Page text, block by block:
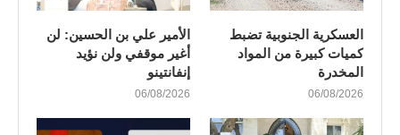
العسكرية الجنوبية تضبط
كميات كبيرة من المواد
المخدرة
06/08/2026
الأمير علي بن الحسين: لن
أغير موقفي ولن نؤيد
إنفانتينو
06/08/2026